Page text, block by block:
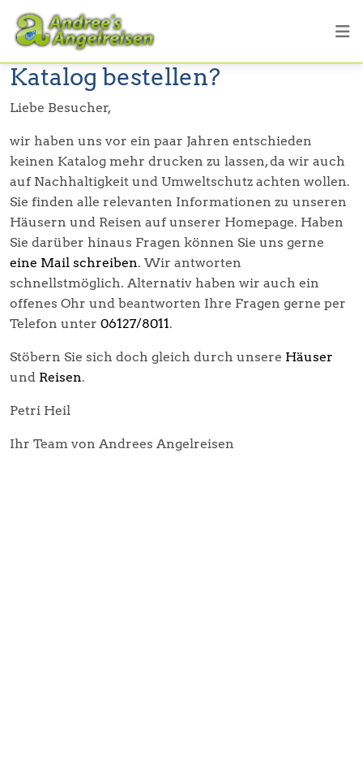
Katalog bestellen?
Liebe Besucher,
wir haben uns vor ein paar Jahren entschieden
keinen Katalog mehr drucken zu lassen, da wir auch
auf Nachhaltigkeit und Umweltschutz achten wollen.
Sie finden alle relevanten Informationen zu unseren
Häusern und Reisen auf unserer Homepage. Haben
Sie darüber hinaus Fragen können Sie uns gerne
eine Mail schreiben. Wir antworten
schnellstmöglich. Alternativ haben wir auch ein
offenes Ohr und beantworten Ihre Fragen gerne per
Telefon unter 06127/8011.
Stöbern Sie sich doch gleich durch unsere Häuser
und Reisen.
Petri Heil
Ihr Team von Andrees Angelreisen